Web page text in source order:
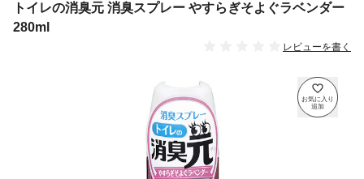
トイレの消臭元 消臭スプレー やすらぎそよぐラベンダー
280ml
レビューを書く